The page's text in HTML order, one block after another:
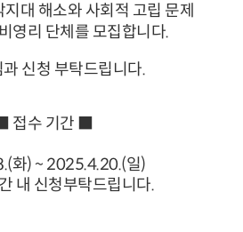
대 해소와 사회적 고립 문제
영리 단체를 모집합니다.
신청 부탁드립니다.
■ 접수 기간 ■
화) ~ 2025.4.20.(일)
내 신청부탁드립니다.